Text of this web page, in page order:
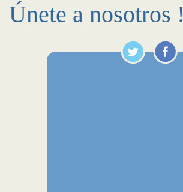
Únete a nosotros !